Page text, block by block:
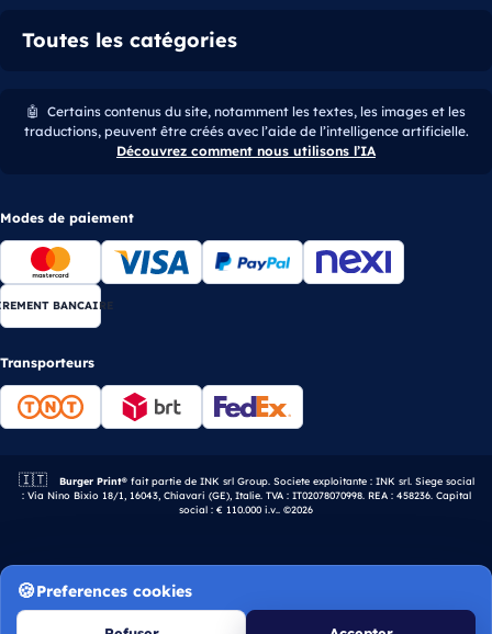
Toutes les catégories
🤖 Certains contenus du site, notamment les textes, les images et les
traductions, peuvent être créés avec l’aide de l’intelligence artificielle.
Découvrez comment nous utilisons l’IA
Modes de paiement
BANCAIRE
Transporteurs
🇮🇹 Entreprise italienne.
Burger Print®fait partie de INK srl Group. Societe exploitante : INK srl. Siege social
: Via Nino Bixio 18/1, 16043, Chiavari (GE), Italie. TVA : IT02078070998. REA : 458236. Capital
social : € 110.000 i.v.. ©2026
Preferences cookies